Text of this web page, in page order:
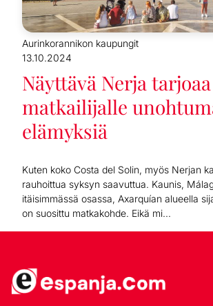
Aurinkorannikon kaupungit
13.10.2024
Näyttävä Nerja tarjoaa
matkailijalle
elämyksiä
Kuten koko Costa del Solin, myös Nerjan
rauhoittua syksyn saavuttua. Kaunis,
itäisimmässä osassa, Axarquían alueella
on suosittu matkakohde. Eikä mi...